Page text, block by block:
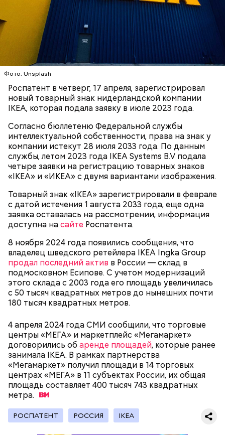
Фото: Unsplash
Роспатент в четверг, 17 апреля, зарегистрировал
новый товарный знак нидерландской компании
IKEA, которая подала заявку в июле 2023 года.
Согласно бюллетеню Федеральной службы
интеллектуальной собственности, права на знак у
компании истекут 28 июля 2033 года. По данным
службы, летом 2023 года IKEA Systems B.V подала
четыре заявки на регистрацию товарных знаков
«IKEA» и «ИКЕА» с двумя вариантами изображения.
Товарный знак «IKEA» зарегистрировали в феврале
с датой истечения 1 августа 2033 года, еще одна
заявка оставалась на рассмотрении, информация
доступна насайте Роспатента.
8 ноября 2024 года появились сообщения, что
владелец шведского ретейлера IKEA Ingka Group
продал последний актив в России — склад в
подмосковном Есипове. С учетом модернизаций
этого склада с 2003 года его площадь увеличилась
с 50 тысяч квадратных метров до нынешних почти
180 тысяч квадратных метров.
4 апреля 2024 года СМИ сообщили, что торговые
центры «МЕГА» и маркетплейс «Мегамаркет»
договорились об аренде площадей, которые ранее
занимала IKEA. В рамках партнерства
«Мегамаркет» получил площади в 14 торговых
центрах «МЕГА» в 11 субъектах России, их общая
площадь составляет 400 тысяч 743 квадратных
метра.
РОСПАТЕНТ РОССИЯ IKEA
— Кабачки, порезанные кубиками, нужно легко
обжарить на сковороде. К ним добавляются зелень
петрушки, чеснок, соль и оливковое масло.
Получается очень вкусно, — поделился рецептом
Копылов.
Спагетти из кабачков
с сахарным диабетом;
лишним весом.
— В дыне содержится много сахара, который
представлен фруктозой. С одной стороны — это
хорошо, потому что дает энергию. Но важно
помнить, что сладкими дынями не нужно сильно
увлекаться, так же как и арбузами, людям с
сахарным диабетом и лишним весом, —
подчеркнула доктор.
Терапевт Кондрахин назвал
продукты и напитки, которые
выводят токсины из организма
Ранние плоды, по словам врача, лучше не есть:
Чистит сосуды и защищает от
рака: чем полезен кресс-салат